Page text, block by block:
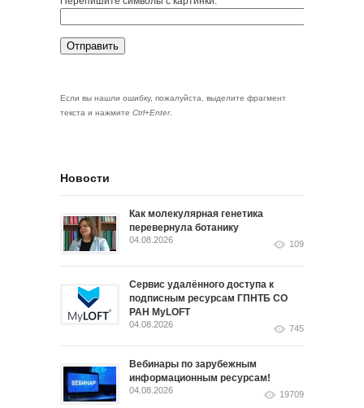
Если вы нашли ошибку, пожалуйста, выделите фрагмент
текста и нажмите Ctrl+Enter.
Новости
Как молекулярная генетика
перевернула ботанику
04.08.2026 109
Сервис удалённого доступа к
подписным ресурсам ГПНТБ СО
РАН MyLOFT
04.08.2026 745
Вебинары по зарубежным
информационным ресурсам!
04.08.2026 19709